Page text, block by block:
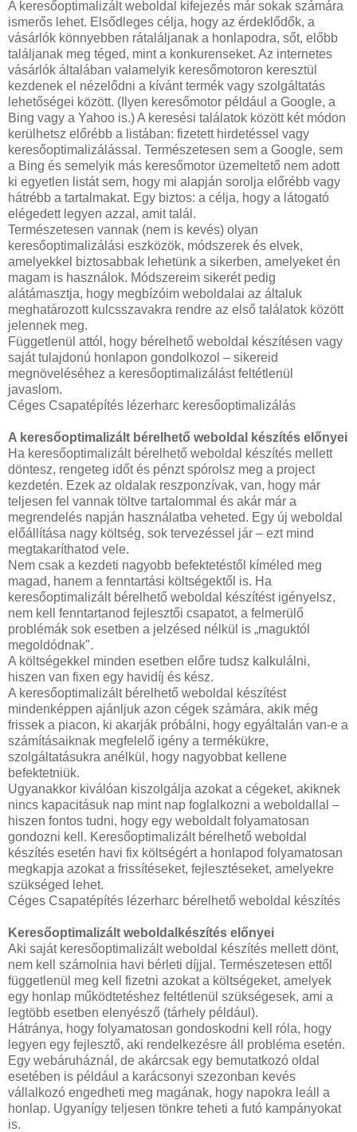
A keresőoptimalizált weboldal kifejezés már sokak számára
ismerős lehet. Elsődleges célja, hogy az érdeklődők, a
vásárlók könnyebben rátaláljanak a honlapodra, sőt, előbb
találjanak meg téged, mint a konkurenseket. Az internetes
vásárlók általában valamelyik keresőmotoron keresztül
kezdenek el nézelődni a kívánt termék vagy szolgáltatás
lehetőségei között. (Ilyen keresőmotor például a Google, a
Bing vagy a Yahoo is.) A keresési találatok között két módon
kerülhetsz előrébb a listában: fizetett hirdetéssel vagy
keresőoptimalizálással. Természetesen sem a Google, sem
a Bing és semelyik más keresőmotor üzemeltető nem adott
ki egyetlen listát sem, hogy mi alapján sorolja előrébb vagy
hátrébb a tartalmakat. Egy biztos: a célja, hogy a látogató
elégedett legyen azzal, amit talál.
Természetesen vannak (nem is kevés) olyan
keresőoptimalizálási eszközök, módszerek és elvek,
amelyekkel biztosabbak lehetünk a sikerben, amelyeket én
magam is használok. Módszereim sikerét pedig
alátámasztja, hogy megbízóim weboldalai az általuk
meghatározott kulcsszavakra rendre az első találatok között
jelennek meg.
Függetlenül attól, hogy bérelhető weboldal készítésen vagy
saját tulajdonú honlapon gondolkozol – sikereid
megnöveléséhez a keresőoptimalizálást feltétlenül
javaslom.
Céges Csapatépítés lézerharc keresőoptimalizálás
A keresőoptimalizált bérelhető weboldal készítés előnyei
Ha keresőoptimalizált bérelhető weboldal készítés mellett
döntesz, rengeteg időt és pénzt spórolsz meg a project
kezdetén. Ezek az oldalak reszponzívak, van, hogy már
teljesen fel vannak töltve tartalommal és akár már a
megrendelés napján használatba veheted. Egy új weboldal
előállítása nagy költség, sok tervezéssel jár – ezt mind
megtakaríthatod vele.
Nem csak a kezdeti nagyobb befektetéstől kíméled meg
magad, hanem a fenntartási költségektől is. Ha
keresőoptimalizált bérelhető weboldal készítést igényelsz,
nem kell fenntartanod fejlesztői csapatot, a felmerülő
problémák sok esetben a jelzésed nélkül is „maguktól
megoldódnak".
A költségekkel minden esetben előre tudsz kalkulálni,
hiszen van fixen egy havidíj és kész.
A keresőoptimalizált bérelhető weboldal készítést
mindenképpen ajánljuk azon cégek számára, akik még
frissek a piacon, ki akarják próbálni, hogy egyáltalán van-e a
számításaiknak megfelelő igény a termékükre,
szolgáltatásukra anélkül, hogy nagyobbat kellene
befektetniük.
Ugyanakkor kiválóan kiszolgálja azokat a cégeket, akiknek
nincs kapacitásuk nap mint nap foglalkozni a weboldallal –
hiszen fontos tudni, hogy egy weboldalt folyamatosan
gondozni kell. Keresőoptimalizált bérelhető weboldal
készítés esetén havi fix költségért a honlapod folyamatosan
megkapja azokat a frissítéseket, fejlesztéseket, amelyekre
szükséged lehet.
Céges Csapatépítés lézerharc bérelhető weboldal készítés
Keresőoptimalizált weboldalkészítés előnyei
Aki saját keresőoptimalizált weboldal készítés mellett dönt,
nem kell számolnia havi bérleti díjjal. Természetesen ettől
függetlenül meg kell fizetni azokat a költségeket, amelyek
egy honlap működtetéshez feltétlenül szükségesek, ami a
legtöbb esetben elenyésző (tárhely például).
Hátránya, hogy folyamatosan gondoskodni kell róla, hogy
legyen egy fejlesztő, aki rendelkezésre áll probléma esetén.
Egy webáruháznál, de akárcsak egy bemutatkozó oldal
esetében is például a karácsonyi szezonban kevés
vállalkozó engedheti meg magának, hogy napokra leáll a
honlap. Ugyanígy teljesen tönkre teheti a futó kampányokat
is.